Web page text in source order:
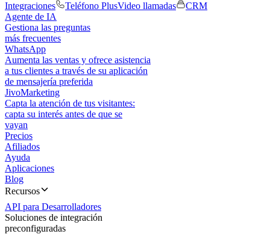
Integraciones
Teléfono PlusVideo llamadas
CRM
Agente de IA
Gestiona las preguntas
más frecuentes
WhatsApp
Aumenta las ventas y ofrece asistencia
a tus clientes a través de su aplicación
de mensajería preferida
JivoMarketing
Capta la atención de tus visitantes:
capta su interés antes de que se
vayan
Precios
Afiliados
Ayuda
Aplicaciones
Blog
Recursos
API para Desarrolladores
Soluciones de integración
preconfiguradas